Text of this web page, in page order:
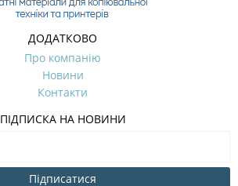
ДОДАТКОВО
Про компанію
Новини
Контакти
ПІДПИСКА НА НОВИНИ
Підписатися